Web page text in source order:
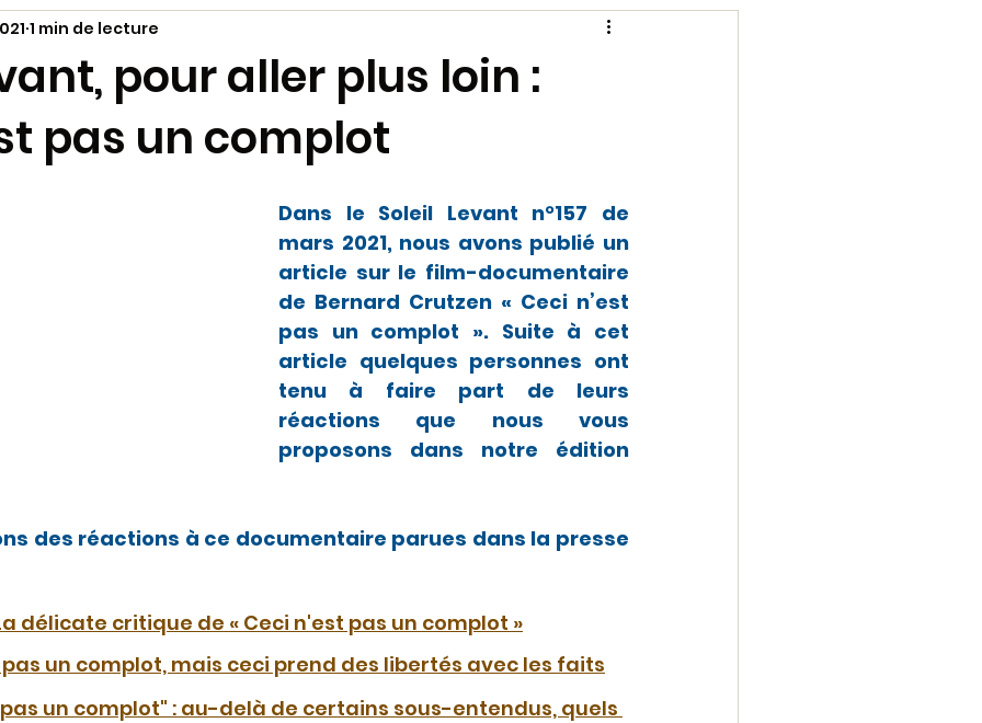
annonces paroissiales archive
Molokaï - Antenne alimentaire
Pélerinages KT - catechese
pour aller plus loin :
pas un complot
1 min de lecture
Dans le Soleil Levant n°157 de
mars 2021, nous avons publié un
article sur le film-documentaire
de Bernard Crutzen « Ceci n’est
pas un complot ». Suite à cet
article quelques personnes ont
tenu à faire part de leurs
réactions que nous vous
proposons dans notre édition
des réactions à ce documentaire parues dans la presse
délicate critique de « Ceci n'est pas un complot »
un complot, mais ceci prend des libertés avec les faits
pas un complot" : au-delà de certains sous-entendus, quels